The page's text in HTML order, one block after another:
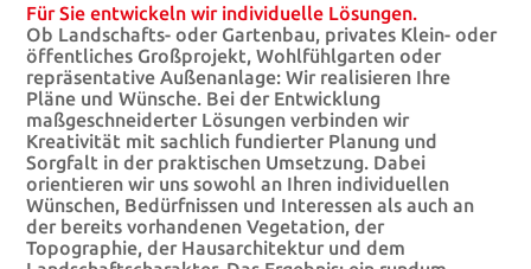
Für Sie entwickeln wir individuelle Lösungen.
Ob Landschafts- oder Gartenbau, privates Klein- oder
öffentliches Großprojekt, Wohlfühlgarten oder
repräsentative Außenanlage: Wir realisieren Ihre
Pläne und Wünsche. Bei der Entwicklung
maßgeschneiderter Lösungen verbinden wir
Kreativität mit sachlich fundierter Planung und
Sorgfalt in der praktischen Umsetzung. Dabei
orientieren wir uns sowohl an Ihren individuellen
Wünschen, Bedürfnissen und Interessen als auch an
der bereits vorhandenen Vegetation, der
Topographie, der Hausarchitektur und dem